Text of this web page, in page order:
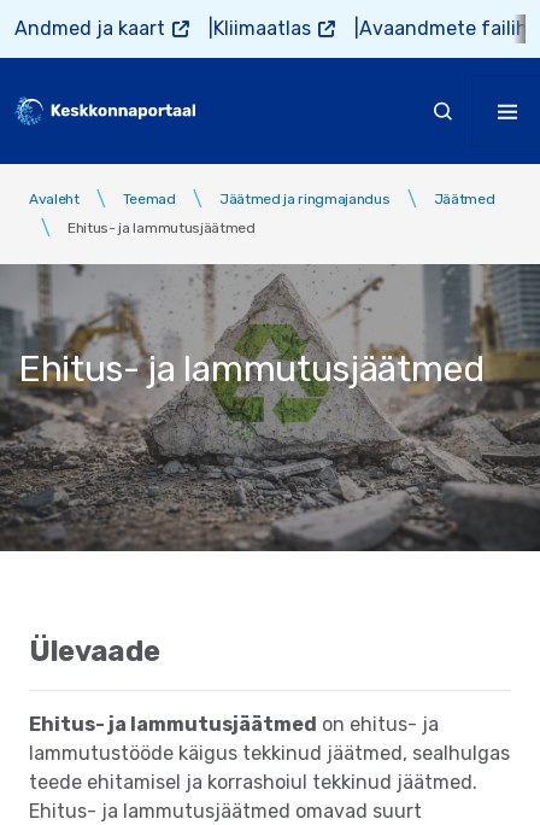
Liigu edasi põhisisu juurde
Andmed ja kaart Kliimaatlas Avaandmete
Avaleht Teemad Jäätmed ja ringmajandus
Jäätmed
Ehitus- ja lammutusjäätmed
Ehitus- ja lammutusjäätmed
Ülevaade
Ehitus- ja lammutusjäätmed on ehitus- ja
lammutustööde käigus tekkinud jäätmed, sealhulgas
teede ehitamisel ja korrashoiul tekkinud jäätmed.
Ehitus- ja lammutusjäätmed omavad suurt